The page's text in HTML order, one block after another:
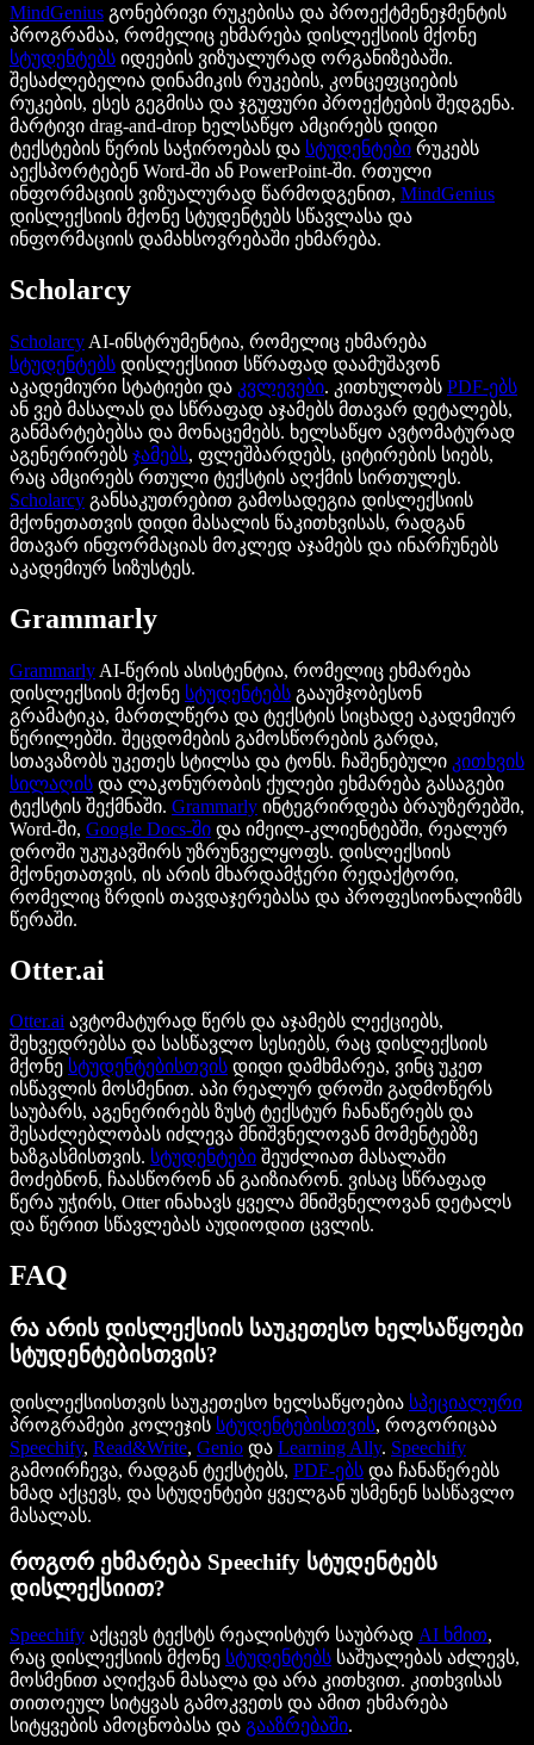
MindGenius გონებრივი რუკებისა და პროექტმენეჯმენტის
პროგრამაა, რომელიც ეხმარება დისლექსიის მქონე
სტუდენტებს იდეების ვიზუალურად ორგანიზებაში.
შესაძლებელია დინამიკის რუკების, კონცეფციების
რუკების, ესეს გეგმისა და ჯგუფური პროექტების შედგენა.
მარტივი drag-and-drop ხელსაწყო ამცირებს დიდი
ტექსტების წერის საჭიროებას და სტუდენტები რუკებს
აექსპორტებენ Word-ში ან PowerPoint-ში. რთული
ინფორმაციის ვიზუალურად წარმოდგენით, MindGenius
დისლექსიის მქონე სტუდენტებს სწავლასა და
ინფორმაციის დამახსოვრებაში ეხმარება.
Scholarcy
Scholarcy AI-ინსტრუმენტია, რომელიც ეხმარება
სტუდენტებს დისლექსიით სწრაფად დაამუშავონ
აკადემიური სტატიები და კვლევები. კითხულობს PDF-ებს
ან ვებ მასალას და სწრაფად აჯამებს მთავარ დეტალებს,
განმარტებებსა და მონაცემებს. ხელსაწყო ავტომატურად
აგენერირებს ჯამებს, ფლეშბარდებს, ციტირების სიებს,
რაც ამცირებს რთული ტექსტის აღქმის სირთულეს.
Scholarcy განსაკუთრებით გამოსადეგია დისლექსიის
მქონეთათვის დიდი მასალის წაკითხვისას, რადგან
მთავარ ინფორმაციას მოკლედ აჯამებს და ინარჩუნებს
აკადემიურ სიზუსტეს.
Grammarly
Grammarly AI-წერის ასისტენტია, რომელიც ეხმარება
დისლექსიის მქონე სტუდენტებს გააუმჯობესონ
გრამატიკა, მართლწერა და ტექსტის სიცხადე აკადემიურ
წერილებში. შეცდომების გამოსწორების გარდა,
სთავაზობს უკეთეს სტილსა და ტონს. ჩაშენებული კითხვის
სილაღის და ლაკონურობის ქულები ეხმარება გასაგები
ტექსტის შექმნაში. Grammarly ინტეგრირდება ბრაუზერებში,
Word-ში, Google Docs-ში და იმეილ-კლიენტებში, რეალურ
დროში უკუკავშირს უზრუნველყოფს. დისლექსიის
მქონეთათვის, ის არის მხარდამჭერი რედაქტორი,
რომელიც ზრდის თავდაჯერებასა და პროფესიონალიზმს
წერაში.
Otter.ai
Otter.ai ავტომატურად წერს და აჯამებს ლექციებს,
შეხვედრებსა და სასწავლო სესიებს, რაც დისლექსიის
მქონე სტუდენტებისთვის დიდი დამხმარეა, ვინც უკეთ
ისწავლის მოსმენით. აპი რეალურ დროში გადმოწერს
საუბარს, აგენერირებს ზუსტ ტექსტურ ჩანაწერებს და
შესაძლებლობას იძლევა მნიშვნელოვან მომენტებზე
ხაზგასმისთვის. სტუდენტები შეუძლიათ მასალაში
მოძებნონ, ჩაასწორონ ან გაიზიარონ. ვისაც სწრაფად
წერა უჭირს, Otter ინახავს ყველა მნიშვნელოვან დეტალს
და წერით სწავლებას აუდიოდით ცვლის.
FAQ
რა არის დისლექსიის საუკეთესო ხელსაწყოები
სტუდენტებისთვის?
დისლექსიისთვის საუკეთესო ხელსაწყოებია სპეციალური
პროგრამები კოლეჯის სტუდენტებისთვის, როგორიცაა
Speechify, Read&Write, Genio და Learning Ally. Speechify
გამოირჩევა, რადგან ტექსტებს, PDF-ებს და ჩანაწერებს
ხმად აქცევს, და სტუდენტები ყველგან უსმენენ სასწავლო
მასალას.
როგორ ეხმარება Speechify სტუდენტებს
დისლექსიით?
Speechify აქცევს ტექსტს რეალისტურ საუბრად AI ხმით,
რაც დისლექსიის მქონე სტუდენტებს საშუალებას აძლევს,
მოსმენით აღიქვან მასალა და არა კითხვით. კითხვისას
თითოეულ სიტყვას გამოკვეთს და ამით ეხმარება
სიტყვების ამოცნობასა და გააზრებაში.